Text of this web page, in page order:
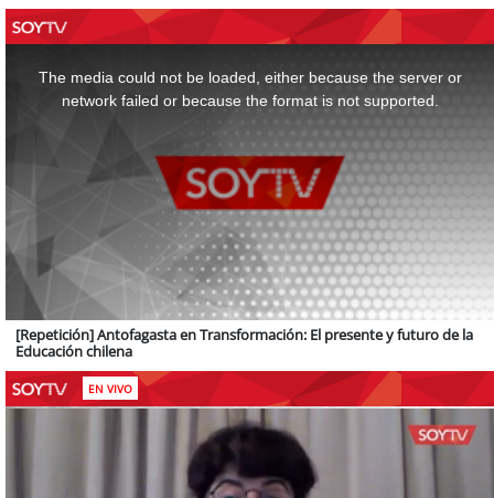
The media could not be loaded, either because the server or
network failed or because the format is not supported.
[Repetición] Antofagasta en Transformación: El presente y futuro de la
Educación chilena
EN VIVO